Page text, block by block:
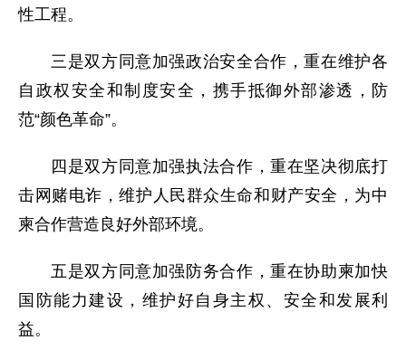
性工程。
三是双方同意加强政治安全合作，重在维护各
自政权安全和制度安全，携手抵御外部渗透，防
范“颜色革命”。
四是双方同意加强执法合作，重在坚决彻底打
击网赌电诈，维护人民群众生命和财产安全，为中
柬合作营造良好外部环境。
五是双方同意加强防务合作，重在协助柬加快
国防能力建设，维护好自身主权、安全和发展利
益。